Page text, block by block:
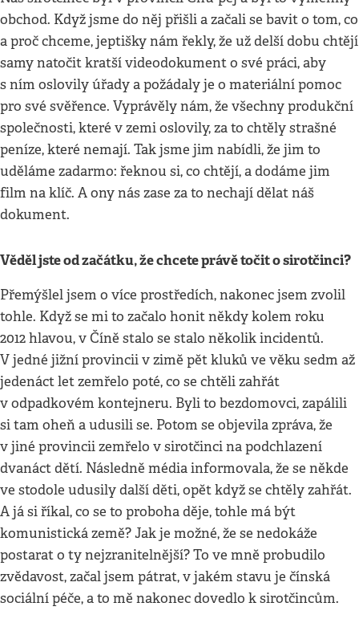
obchod. Když jsme do něj přišli a začali se bavit o tom, co
a proč chceme, jeptišky nám řekly, že už delší dobu chtějí
samy natočit kratší videodokument o své práci, aby
s ním oslovily úřady a požádaly je o materiální pomoc
pro své svěřence. Vyprávěly nám, že všechny produkční
společnosti, které v zemi oslovily, za to chtěly strašné
peníze, které nemají. Tak jsme jim nabídli, že jim to
uděláme zadarmo: řeknou si, co chtějí, a dodáme jim
film na klíč. A ony nás zase za to nechají dělat náš
dokument.
Věděl jste od začátku, že chcete právě točit o sirotčinci?
Přemýšlel jsem o více prostředích, nakonec jsem zvolil
tohle. Když se mi to začalo honit někdy kolem roku
2012 hlavou, v Číně stalo se stalo několik incidentů.
V jedné jižní provincii v zimě pět kluků ve věku sedm až
jedenáct let zemřelo poté, co se chtěli zahřát
v odpadkovém kontejneru. Byli to bezdomovci, zapálili
si tam oheň a udusili se. Potom se objevila zpráva, že
v jiné provincii zemřelo v sirotčinci na podchlazení
dvanáct dětí. Následně média informovala, že se někde
ve stodole udusily další děti, opět když se chtěly zahřát.
A já si říkal, co se to proboha děje, tohle má být
komunistická země? Jak je možné, že se nedokáže
postarat o ty nejzranitelnější? To ve mně probudilo
zvědavost, začal jsem pátrat, v jakém stavu je čínská
sociální péče, a to mě nakonec dovedlo k sirotčincům.